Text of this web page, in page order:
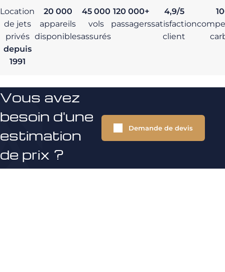
Location
de jets
privés
depuis
1991
20 000
appareils
disponibles
45 000
vols
assurés
120 000+
passagers
4,9/5
satisfaction
client
Vous avez
besoin d'une
estimation
de prix ?
Demande de devis